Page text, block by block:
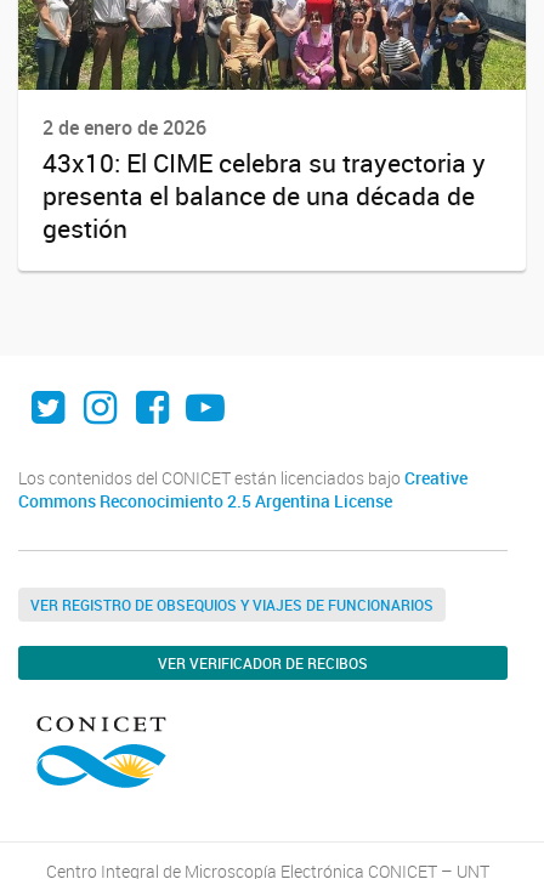
2 de enero de 2026
43x10: El CIME celebra su trayectoria y
presenta el balance de una década de
gestión
Twitter
Instagram
Facebook
Youtube
Los contenidos del CONICET están licenciados bajo Creative
Commons Reconocimiento 2.5 Argentina License
VER REGISTRO DE OBSEQUIOS Y VIAJES DE FUNCIONARIOS
VER VERIFICADOR DE RECIBOS
Centro Integral de Microscopía Electrónica CONICET – UNT